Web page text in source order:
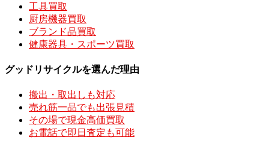
工具買取
厨房機器買取
ブランド品買取
健康器具・スポーツ買取
グッドリサイクルを選んだ理由
搬出・取出しも対応
売れ筋一品でも出張見積
その場で現金高価買取
お電話で即日査定も可能